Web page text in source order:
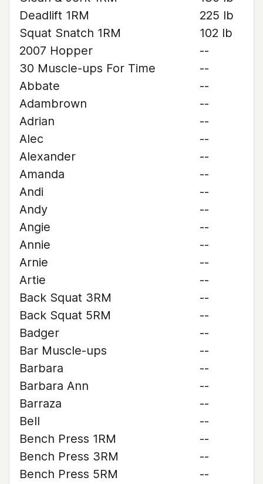
Deadlift 1RM
225 lb
Squat Snatch 1RM
102 lb
2007 Hopper
--
30 Muscle-ups For Time
--
Abbate
--
Adambrown
--
Adrian
--
Alec
--
Alexander
--
Amanda
--
Andi
--
Andy
--
Angie
--
Annie
--
Arnie
--
Artie
--
Back Squat 3RM
--
Back Squat 5RM
--
Badger
--
Bar Muscle-ups
--
Barbara
--
Barbara Ann
--
Barraza
--
Bell
--
Bench Press 1RM
--
Bench Press 3RM
--
Bench Press 5RM
--